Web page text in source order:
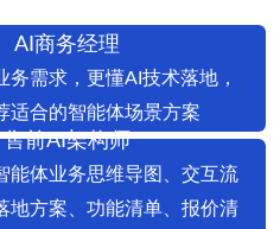
AI商务经理
务需求，更懂AI技术落地，
适合的智能体场景方案
售前AI架构师
能体业务思维导图、交互流
地方案、功能清单、报价清